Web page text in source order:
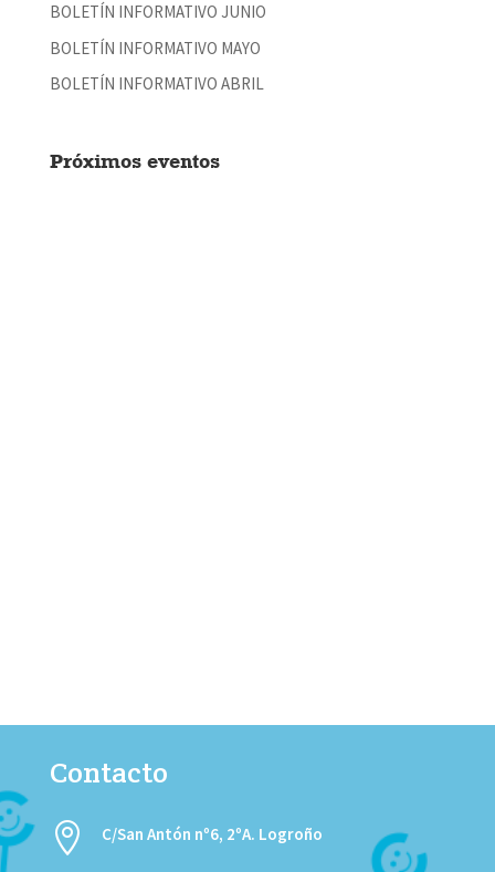
BOLETÍN INFORMATIVO JUNIO
BOLETÍN INFORMATIVO MAYO
BOLETÍN INFORMATIVO ABRIL
Próximos eventos
Contacto
 C/San Antón nº6, 2ºA. Logroño